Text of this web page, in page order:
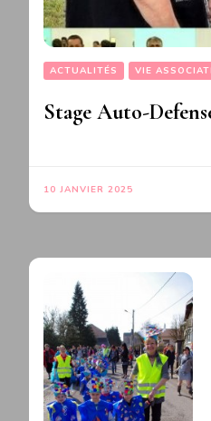
ACTUALITÉS VIE
Stage Auto-
10 JANVIER 2025